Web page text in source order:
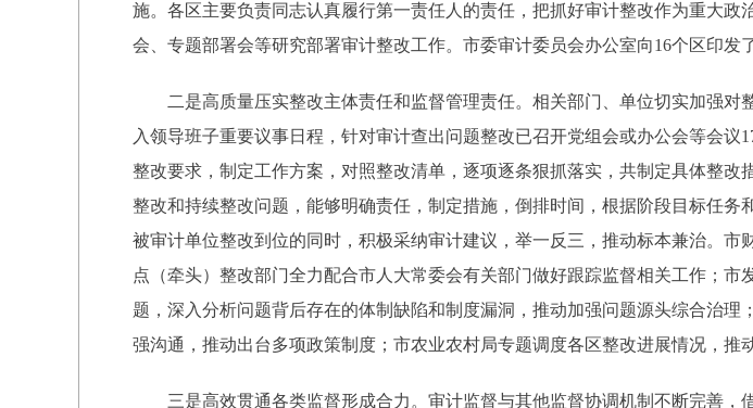
施。各区主要负责同志认真履行第一责任人的责任，把抓好审计整改作为重大
会、专题部署会等研究部署审计整改工作。市委审计委员会办公室向16个区印发
二是高质量压实整改主体责任和监督管理责任。相关部门、单位切实加强
入领导班子重要议事日程，针对审计查出问题整改已召开党组会或办公会等会
整改要求，制定工作方案，对照整改清单，逐项逐条狠抓落实，共制定具体整
整改和持续整改问题，能够明确责任，制定措施，倒排时间，根据阶段目标任
被审计单位整改到位的同时，积极采纳审计建议，举一反三，推动标本兼治。
点（牵头）整改部门全力配合市人大常委会有关部门做好跟踪监督相关工作；
题，深入分析问题背后存在的体制缺陷和制度漏洞，推动加强问题源头综合治
强沟通，推动出台多项政策制度；市农业农村局专题调度各区整改进展情况，推
三是高效贯通各类监督形成合力。审计监督与其他监督协调机制不断完善